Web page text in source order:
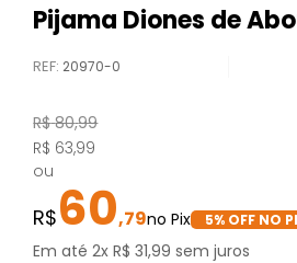
Pijama Diones de
REF: 20970-0
R$ 80,99
R$ 63,99
ou
60,79 5% OFF NO
Em até2xR$ 31,99 sem juros